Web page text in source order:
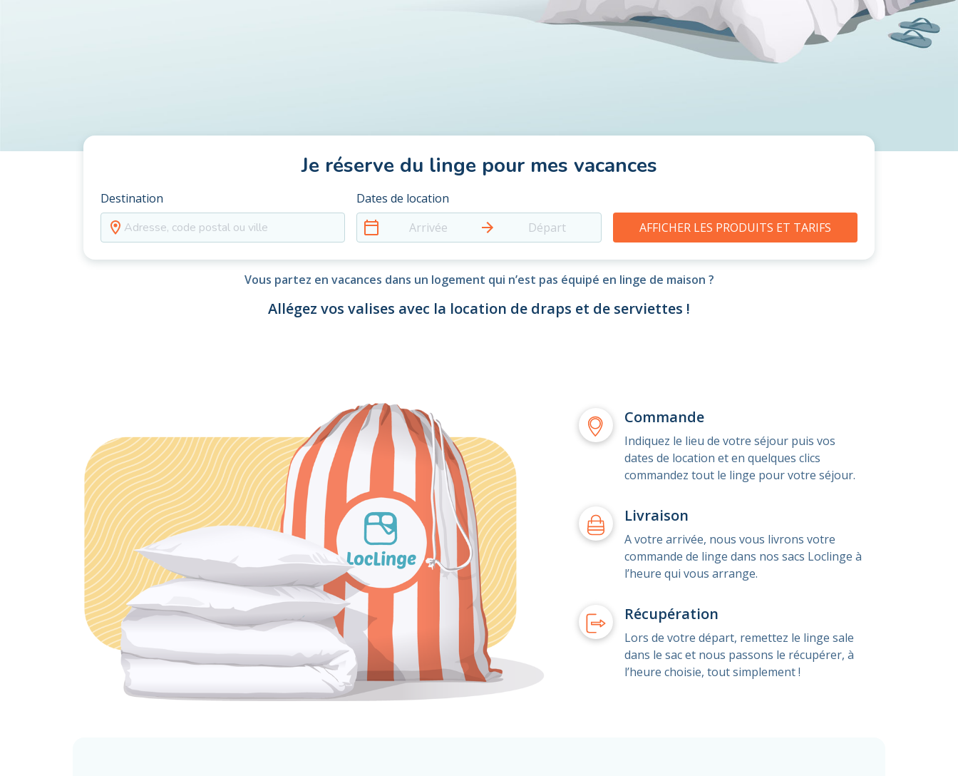
Je réserve du linge pour mes vacances
Destination
Dates de location
Arrivée
Départ AFFICHER LES PRODUITS ET TARIFS
Vous partez en vacances dans un logement qui n’est pas équipé en linge de maison ?
Allégez vos valises avec la location de draps et de serviettes !
Commande
Indiquez le lieu de votre séjour puis vos
dates de location et en quelques clics
commandez tout le linge pour votre séjour.
Livraison
A votre arrivée, nous vous livrons votre
commande de linge dans nos sacs Loclinge à
l’heure qui vous arrange.
Récupération
Lors de votre départ, remettez le linge sale
dans le sac et nous passons le récupérer, à
l’heure choisie, tout simplement !